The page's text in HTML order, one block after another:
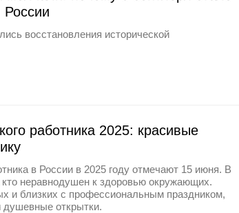
восстановления исторической
работника 2025: красивые
в России в 2025 году отмечают 15 июня. В
кто неравнодушен к здоровью окружающих.
и близких с профессиональным праздником,
душевные открытки.